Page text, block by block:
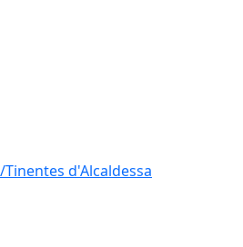
d'Alcaldessa